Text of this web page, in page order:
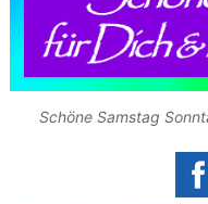
Schöne Samstag